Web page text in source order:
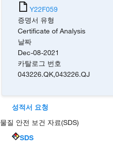
Y22F059
증명서 유형
Certificate of Analysis
날짜
Dec-08-2021
카탈로그 번호
043226.QK,043226.QJ
성적서 요청
물질 안전 보건 자료(SDS)
SDS